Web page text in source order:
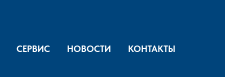
СЕРВИС НОВОСТИ КОНТАКТЫ